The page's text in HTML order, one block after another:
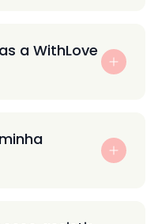
a WithLove